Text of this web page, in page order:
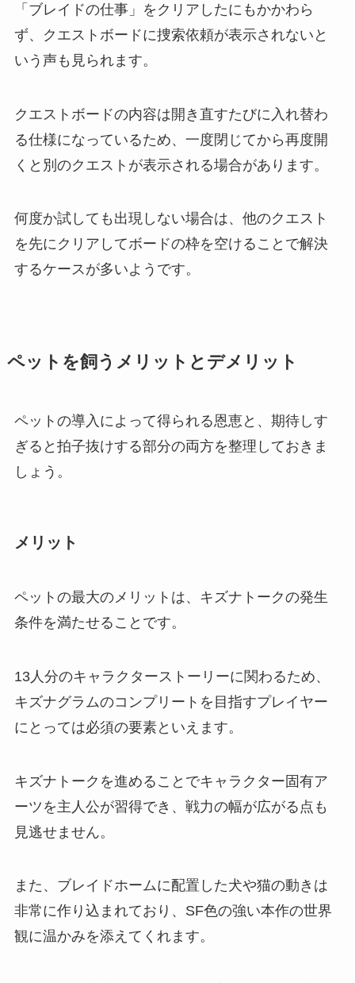
「ブレイドの仕事」をクリアしたにもかかわら
ず、クエストボードに捜索依頼が表示されないと
いう声も見られます。
クエストボードの内容は開き直すたびに入れ替わ
る仕様になっているため、一度閉じてから再度開
くと別のクエストが表示される場合があります。
何度か試しても出現しない場合は、他のクエスト
を先にクリアしてボードの枠を空けることで解決
するケースが多いようです。
ペットを飼うメリットとデメリット
ペットの導入によって得られる恩恵と、期待しす
ぎると拍子抜けする部分の両方を整理しておきま
しょう。
メリット
ペットの最大のメリットは、キズナトークの発生
条件を満たせることです。
13人分のキャラクターストーリーに関わるため、
キズナグラムのコンプリートを目指すプレイヤー
にとっては必須の要素といえます。
キズナトークを進めることでキャラクター固有ア
ーツを主人公が習得でき、戦力の幅が広がる点も
見逃せません。
また、ブレイドホームに配置した犬や猫の動きは
非常に作り込まれており、SF色の強い本作の世界
観に温かみを添えてくれます。